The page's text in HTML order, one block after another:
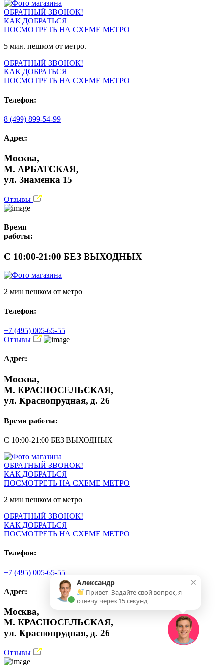
ОБРАТНЫЙ ЗВОНОК!
КАК ДОБРАТЬСЯ
ПОСМОТРЕТЬ НА СХЕМЕ МЕТРО
5 мин. пешком от метро.
ОБРАТНЫЙ ЗВОНОК!
КАК ДОБРАТЬСЯ
ПОСМОТРЕТЬ НА СХЕМЕ МЕТРО
Телефон:
8 (499) 899-54-99
Адрес:
Москва,
М. АРБАТСКАЯ,
ул. Знаменка 15
Отзывы
Время
работы:
С 10:00-21:00 БЕЗ ВЫХОДНЫХ
2 мин пешком от метро
Телефон:
+7 (495) 005-65-55
Отзывы
Адрес:
Москва,
М. КРАСНОСЕЛЬСКАЯ,
ул. Краснопрудная, д. 26
Время работы:
С 10:00-21:00 БЕЗ ВЫХОДНЫХ
ОБРАТНЫЙ ЗВОНОК!
КАК ДОБРАТЬСЯ
ПОСМОТРЕТЬ НА СХЕМЕ МЕТРО
2 мин пешком от метро
ОБРАТНЫЙ ЗВОНОК!
КАК ДОБРАТЬСЯ
ПОСМОТРЕТЬ НА СХЕМЕ МЕТРО
Телефон:
+7 (495) 005-65-55
Адрес:
Москва,
М. КРАСНОСЕЛЬСКАЯ,
ул. Краснопрудная, д. 26
Отзывы
×
Александр
Привет! Задайте свой вопрос, я
отвечу через 15 секунд